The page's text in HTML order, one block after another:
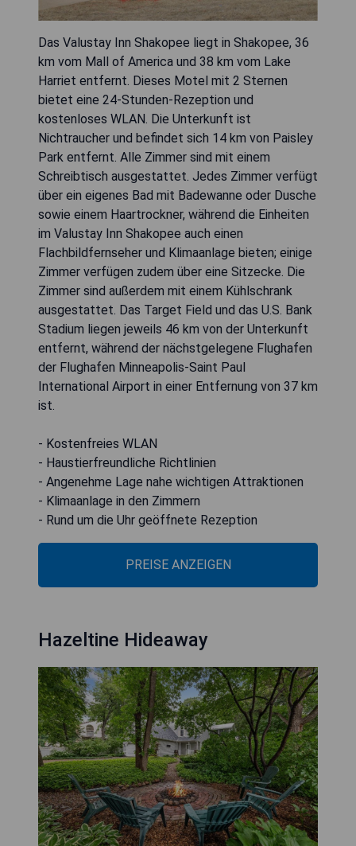
Das Valustay Inn Shakopee liegt in Shakopee, 36
km vom Mall of America und 38 km vom Lake
Harriet entfernt. Dieses Motel mit 2 Sternen
bietet eine 24-Stunden-Rezeption und
kostenloses WLAN. Die Unterkunft ist
Nichtraucher und befindet sich 14 km von Paisley
Park entfernt. Alle Zimmer sind mit einem
Schreibtisch ausgestattet. Jedes Zimmer verfügt
über ein eigenes Bad mit Badewanne oder Dusche
sowie einem Haartrockner, während die Einheiten
im Valustay Inn Shakopee auch einen
Flachbildfernseher und Klimaanlage bieten; einige
Zimmer verfügen zudem über eine Sitzecke. Die
Zimmer sind außerdem mit einem Kühlschrank
ausgestattet. Das Target Field und das U.S. Bank
Stadium liegen jeweils 46 km von der Unterkunft
entfernt, während der nächstgelegene Flughafen
der Flughafen Minneapolis-Saint Paul
International Airport in einer Entfernung von 37 km
ist.
- Kostenfreies WLAN
- Haustierfreundliche Richtlinien
- Angenehme Lage nahe wichtigen Attraktionen
- Klimaanlage in den Zimmern
- Rund um die Uhr geöffnete Rezeption
PREISE ANZEIGEN
Hazeltine Hideaway